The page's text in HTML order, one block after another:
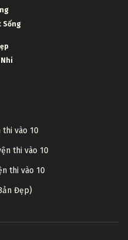
Sống
vào 10
thi vào 10
thi vào 10
Đẹp)